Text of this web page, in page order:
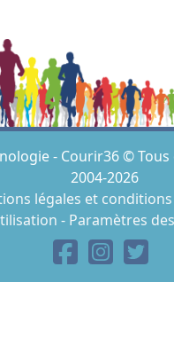
- Courir36 ©
2004-2026
légales et
- Paramètres